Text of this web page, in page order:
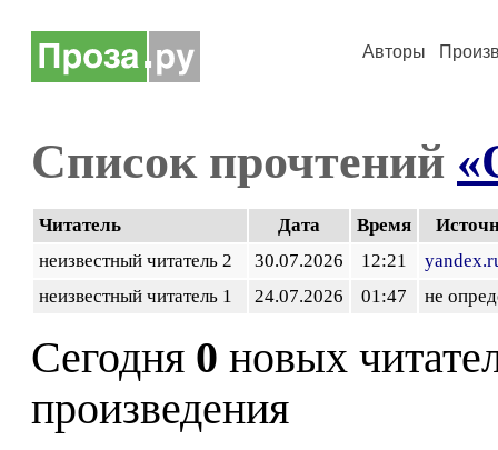
Авторы
Список прочтений
Читатель Дата Время
неизвестный читатель 2
30.07.2026 12:21
неизвестный читатель 1
24.07.2026 01:47 не
Сегодня 0 новых
произведения